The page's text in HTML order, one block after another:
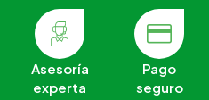
Asesoría
experta
Pago
seguro